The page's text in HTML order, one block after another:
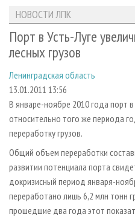
ЛЕСОЗАГОТОВКА
ЛЕСОПИЛЕНИЕ
СУШКА ДРЕВЕСИНЫ
ПРОИЗВОДСТВО
ДЕРЕВЯННОЕ
ПРОИЗВОДСТВО МЕБЕЛИ
БИОЭНЕРГЕТИКА
ЦБП
ИНСТРУМЕНТ И
НОВОСТИ ЛПК
НОВОСТИ ЖУРНАЛА
ПРОЕКТЫ ЛПИ
АНАЛИТИКА
ПРЕДПРИЯТИЯ ЛПК
ПЕРСОНЫ
МОБИЛЬНЫЕ ВЫСТАВКИ
ОФИЦИАЛЬНЫЕ ДЕЛЕГАЦИИ
ПРИОРИТЕТНЫЕ
RUSSIAN FORESTRY REVIEW
ГАЗЕТА ЛЕСПРОМФОРУМ
БИБЛИОТЕКА СПЕЦИАЛИСТА
АРХИВ ЖУРНАЛОВ
О ЖУРНАЛЕ
КОНТАКТЫ
РЕКЛАМОДАТЕЛЯМ
РЕКЛАМА
РЕКЛАМА НА САЙТЕ
НОВОСТИ ЛПК
Порт в Усть-Луге
лесных грузов
Ленинградская область
13.01.2011 13:56
В январе-ноябре 2010 года порт
относительно того же периода
переработку грузов.
Общий объем переработки
развитии потенциала порта
докризисный период января-
переработано лишь 6,2 млн тонн
прошедшие два года этот